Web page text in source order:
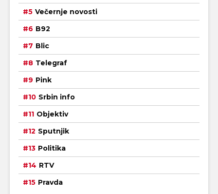
Večernje novosti
B92
Blic
Telegraf
Pink
Srbin info
Objektiv
Sputnjik
Politika
RTV
Pravda